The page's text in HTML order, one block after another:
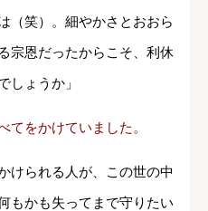
（笑）。細やかさとおおら
宗恩だったからこそ、利休
しょうか」
をかけていました。
けられる人が、この世の中
もかも失ってまで守りたい